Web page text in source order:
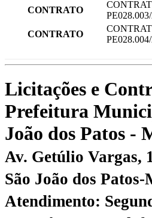
CONTRATO
CONTRATO
Licitações e
Prefeitura
João dos Patos -
Av. Getúlio Vargas,
São João dos Patos-
Atendimento: